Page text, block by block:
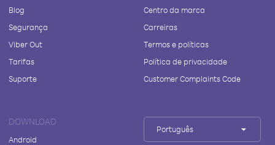
Blog
Segurança
Viber Out
Tarifas
Suporte
Centro da marca
Carreiras
Termos e políticas
Política de privacidade
Customer Complaints Code
DOWNLOAD
Android
Português